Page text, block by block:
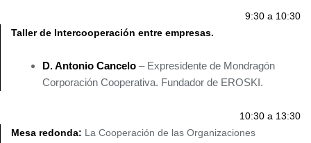
9:30 a 10:30
Taller de Intercooperación entre empresas.
D. Antonio Cancelo – Expresidente de Mondragón
Corporación Cooperativa. Fundador de EROSKI.
10:30 a 13:30
Mesa redonda: La Cooperación de las Organizaciones